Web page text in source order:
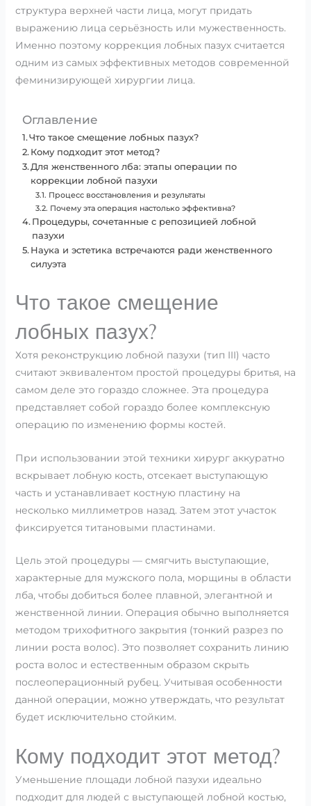
структура верхней части лица, могут придать
выражению лица серьёзность или мужественность.
Именно поэтому коррекция лобных пазух считается
одним из самых эффективных методов современной
феминизирующей хирургии лица.
Оглавление
Что такое смещение лобных пазух?
Кому подходит этот метод?
Для женственного лба: этапы операции по
коррекции лобной пазухи
Процесс восстановления и результаты
Почему эта операция настолько эффективна?
Процедуры, сочетанные с репозицией лобной
пазухи
Наука и эстетика встречаются ради женственного
силуэта
Что такое смещение
лобных пазух?
Хотя реконструкцию лобной пазухи (тип III) часто
считают эквивалентом простой процедуры бритья, на
самом деле это гораздо сложнее. Эта процедура
представляет собой гораздо более комплексную
операцию по изменению формы костей.
При использовании этой техники хирург аккуратно
вскрывает лобную кость, отсекает выступающую
часть и устанавливает костную пластину на
несколько миллиметров назад. Затем этот участок
фиксируется титановыми пластинами.
Цель этой процедуры — смягчить выступающие,
характерные для мужского пола, морщины в области
лба, чтобы добиться более плавной, элегантной и
женственной линии. Операция обычно выполняется
методом трихофитного закрытия (тонкий разрез по
линии роста волос). Это позволяет сохранить линию
роста волос и естественным образом скрыть
послеоперационный рубец. Учитывая особенности
данной операции, можно утверждать, что результат
будет исключительно стойким.
Кому подходит этот метод?
Уменьшение площади лобной пазухи идеально
подходит для людей с выступающей лобной костью,